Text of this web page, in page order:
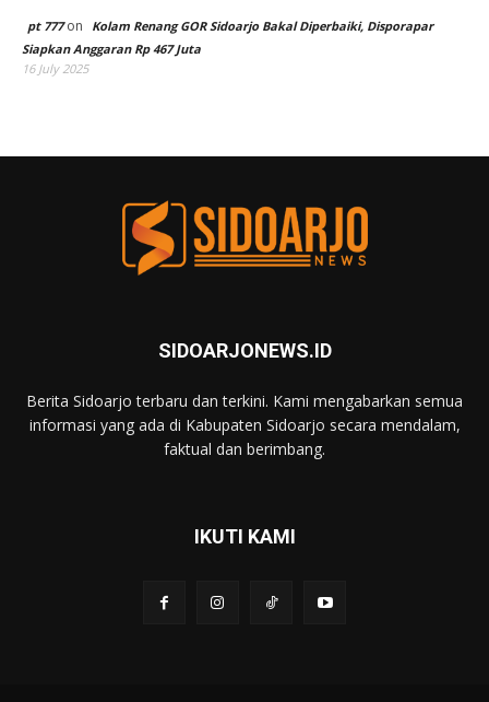
pt 777on
Kolam Renang GOR Sidoarjo Bakal Diperbaiki, Disporapar
Siapkan Anggaran Rp 467 Juta
16 July 2025
SIDOARJONEWS.ID
Berita Sidoarjo terbaru dan terkini. Kami mengabarkan semua
informasi yang ada di Kabupaten Sidoarjo secara mendalam,
faktual dan berimbang.
IKUTI KAMI